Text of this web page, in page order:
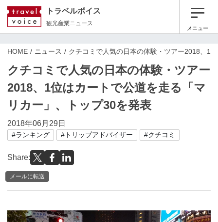
トラベルボイス
観光産業ニュース
メニュー
HOME ニュース クチコミで人気の日本の体験・ツアー2018、1
クチコミで人気の日本の体験・ツアー
2018、1位はカートで公道を走る「マ
リカー」、トップ30を発表
2018年06月29日
#ランキング #トリップアドバイザー #クチコミ
Share:
メールに転送